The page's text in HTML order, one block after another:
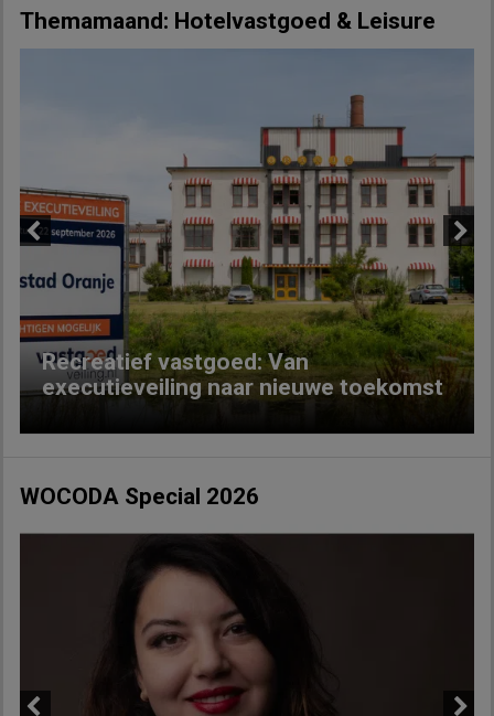
Themamaand: Hotelvastgoed & Leisure
Recreatief vastgoed: Van
executieveiling naar nieuwe toekomst
Next
WOCODA Special 2026